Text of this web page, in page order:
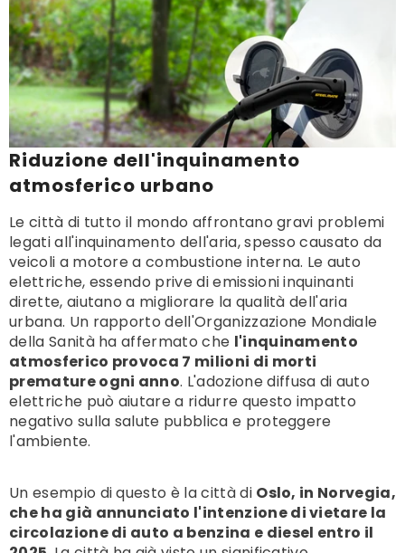
Riduzione dell'inquinamento
atmosferico urbano
Le città di tutto il mondo affrontano gravi problemi
legati all'inquinamento dell'aria, spesso causato da
veicoli a motore a combustione interna. Le auto
elettriche, essendo prive di emissioni inquinanti
dirette, aiutano a migliorare la qualità dell'aria
urbana. Un rapporto dell'Organizzazione Mondiale
della Sanità ha affermato che l'inquinamento
atmosferico provoca 7 milioni di morti
premature ogni anno. L'adozione diffusa di auto
elettriche può aiutare a ridurre questo impatto
negativo sulla salute pubblica e proteggere
l'ambiente.
Un esempio di questo è la città di Oslo, in Norvegia,
che ha già annunciato l'intenzione di vietare la
circolazione di auto a benzina e diesel entro il